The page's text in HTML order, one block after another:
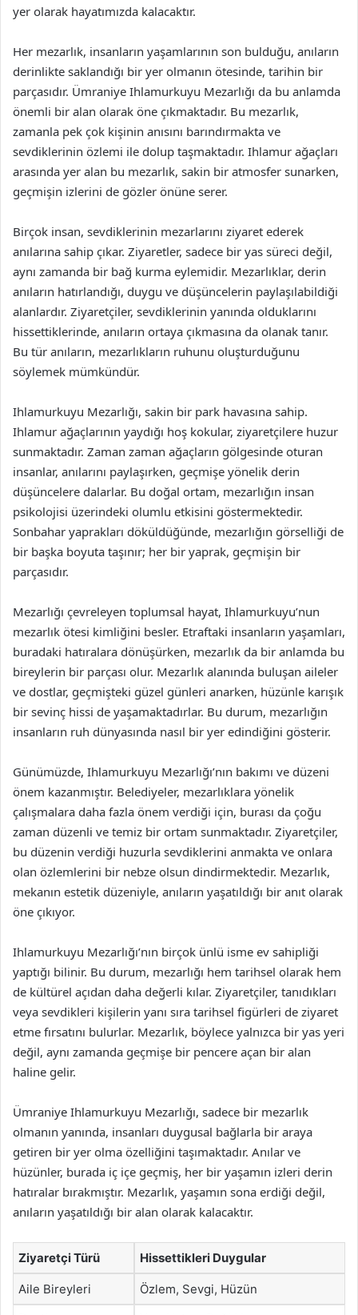
yer olarak hayatımızda kalacaktır.
Her mezarlık, insanların yaşamlarının son bulduğu, anıların
derinlikte saklandığı bir yer olmanın ötesinde, tarihin bir
parçasıdır. Ümraniye Ihlamurkuyu Mezarlığı da bu anlamda
önemli bir alan olarak öne çıkmaktadır. Bu mezarlık,
zamanla pek çok kişinin anısını barındırmakta ve
sevdiklerinin özlemi ile dolup taşmaktadır. Ihlamur ağaçları
arasında yer alan bu mezarlık, sakin bir atmosfer sunarken,
geçmişin izlerini de gözler önüne serer.
Birçok insan, sevdiklerinin mezarlarını ziyaret ederek
anılarına sahip çıkar. Ziyaretler, sadece bir yas süreci değil,
aynı zamanda bir bağ kurma eylemidir. Mezarlıklar, derin
anıların hatırlandığı, duygu ve düşüncelerin paylaşılabildiği
alanlardır. Ziyaretçiler, sevdiklerinin yanında olduklarını
hissettiklerinde, anıların ortaya çıkmasına da olanak tanır.
Bu tür anıların, mezarlıkların ruhunu oluşturduğunu
söylemek mümkündür.
Ihlamurkuyu Mezarlığı, sakin bir park havasına sahip.
Ihlamur ağaçlarının yaydığı hoş kokular, ziyaretçilere huzur
sunmaktadır. Zaman zaman ağaçların gölgesinde oturan
insanlar, anılarını paylaşırken, geçmişe yönelik derin
düşüncelere dalarlar. Bu doğal ortam, mezarlığın insan
psikolojisi üzerindeki olumlu etkisini göstermektedir.
Sonbahar yaprakları döküldüğünde, mezarlığın görselliği de
bir başka boyuta taşınır; her bir yaprak, geçmişin bir
parçasıdır.
Mezarlığı çevreleyen toplumsal hayat, Ihlamurkuyu’nun
mezarlık ötesi kimliğini besler. Etraftaki insanların yaşamları,
buradaki hatıralara dönüşürken, mezarlık da bir anlamda bu
bireylerin bir parçası olur. Mezarlık alanında buluşan aileler
ve dostlar, geçmişteki güzel günleri anarken, hüzünle karışık
bir sevinç hissi de yaşamaktadırlar. Bu durum, mezarlığın
insanların ruh dünyasında nasıl bir yer edindiğini gösterir.
Günümüzde, Ihlamurkuyu Mezarlığı’nın bakımı ve düzeni
önem kazanmıştır. Belediyeler, mezarlıklara yönelik
çalışmalara daha fazla önem verdiği için, burası da çoğu
zaman düzenli ve temiz bir ortam sunmaktadır. Ziyaretçiler,
bu düzenin verdiği huzurla sevdiklerini anmakta ve onlara
olan özlemlerini bir nebze olsun dindirmektedir. Mezarlık,
mekanın estetik düzeniyle, anıların yaşatıldığı bir anıt olarak
öne çıkıyor.
Ihlamurkuyu Mezarlığı’nın birçok ünlü isme ev sahipliği
yaptığı bilinir. Bu durum, mezarlığı hem tarihsel olarak hem
de kültürel açıdan daha değerli kılar. Ziyaretçiler, tanıdıkları
veya sevdikleri kişilerin yanı sıra tarihsel figürleri de ziyaret
etme fırsatını bulurlar. Mezarlık, böylece yalnızca bir yas yeri
değil, aynı zamanda geçmişe bir pencere açan bir alan
haline gelir.
Ümraniye Ihlamurkuyu Mezarlığı, sadece bir mezarlık
olmanın yanında, insanları duygusal bağlarla bir araya
getiren bir yer olma özelliğini taşımaktadır. Anılar ve
hüzünler, burada iç içe geçmiş, her bir yaşamın izleri derin
hatıralar bırakmıştır. Mezarlık, yaşamın sona erdiği değil,
anıların yaşatıldığı bir alan olarak kalacaktır.
Ziyaretçi Türü Hissettikleri Duygular
Aile Bireyleri Özlem, Sevgi, Hüzün